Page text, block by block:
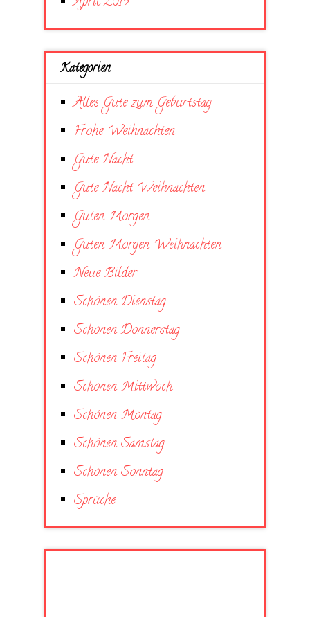
Kategorien
Alles Gute zum Geburtstag
Frohe Weihnachten
Gute Nacht
Gute Nacht Weihnachten
Guten Morgen
Guten Morgen Weihnachten
Neue Bilder
Schönen Dienstag
Schönen Donnerstag
Schönen Freitag
Schönen Mittwoch
Schönen Montag
Schönen Samstag
Schönen Sonntag
Sprüche